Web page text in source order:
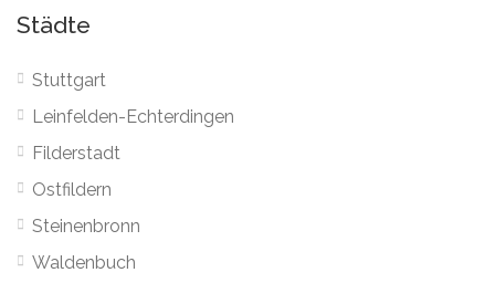
Städte
Stuttgart
Leinfelden-Echterdingen
Filderstadt
Ostfildern
Steinenbronn
Waldenbuch